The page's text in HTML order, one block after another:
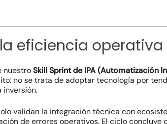
eficiencia operativa
nuestroSkill Sprint de IPA (Automatización
no se trata de adoptar tecnología por
inversión.
validan la integración técnica con
de errores operativos. El ciclo